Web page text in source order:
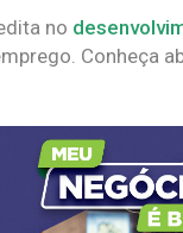
no
Conheça